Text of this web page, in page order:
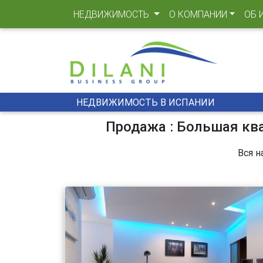
НЕДВИЖИМОСТЬ (CURRENT)
О КОМПАНИИ ОБ
НЕДВИЖИМОСТЬ В ИСПАНИИ
Продажа : Большая
Вся